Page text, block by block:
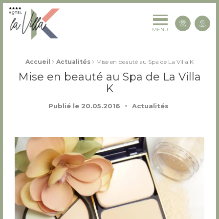
La Villa K Hôtel Spa Restaurant 4 étoiles
MENU
Fil d'Ariane :
Accueil › Actualités › Mise en beauté au Spa de La Villa K
Mise en beauté au Spa de La Villa
K
Publié le 20.05.2016 Actualités